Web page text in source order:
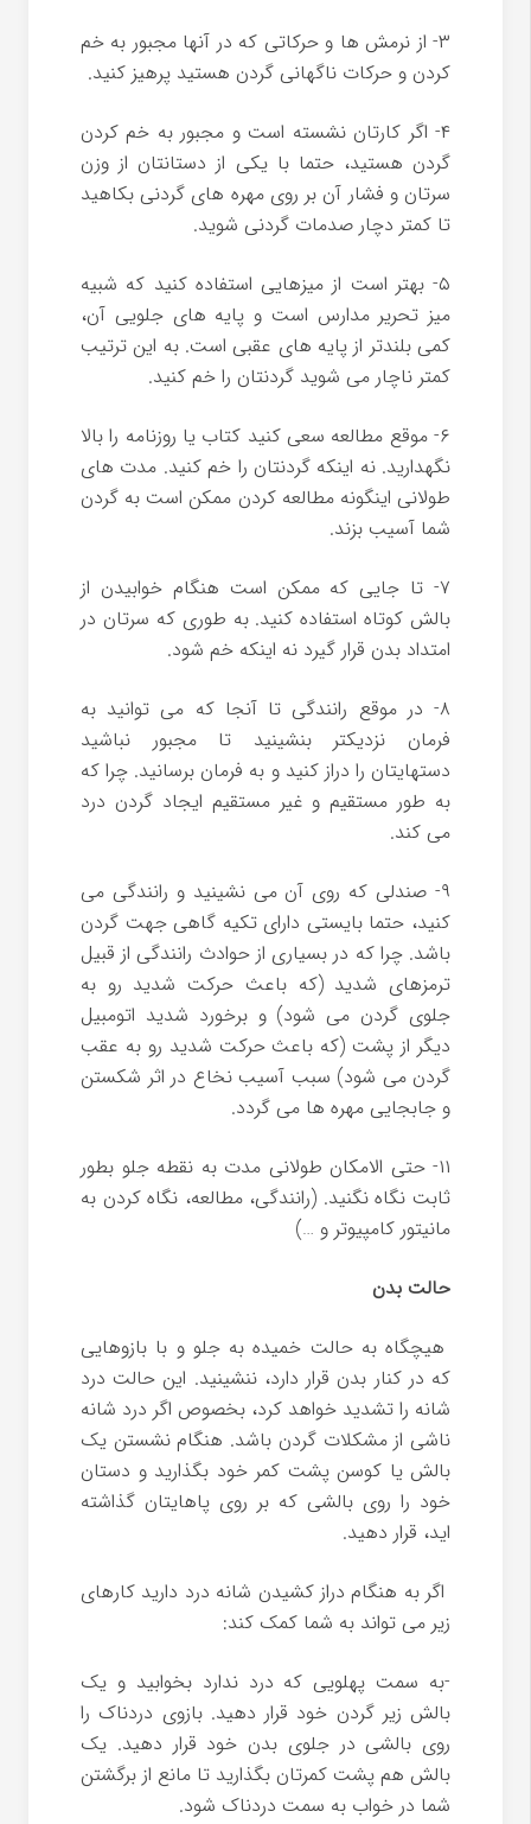
۳- از نرمش ها و حرکاتی که در آنها مجبور به خم
کردن و حرکات ناگهانی گردن هستید پرهیز کنید.
۴- اگر کارتان نشسته است و مجبور به خم کردن
گردن هستید، حتما با یکی از دستانتان از وزن
سرتان و فشار آن بر روی مهره های گردنی بکاهید
تا کمتر دچار صدمات گردنی شوید.
۵- بهتر است از میزهایی استفاده کنید که شبیه
میز تحریر مدارس است و پایه های جلویی آن،
کمی بلندتر از پایه های عقبی است. به این ترتیب
کمتر ناچار می شوید گردنتان را خم کنید.
۶- موقع مطالعه سعی کنید کتاب یا روزنامه را بالا
نگهدارید. نه اینکه گردنتان را خم کنید. مدت های
طولانی اینگونه مطالعه کردن ممکن است به گردن
شما آسیب بزند.
۷- تا جایی که ممکن است هنگام خوابیدن از
بالش کوتاه استفاده کنید. به طوری که سرتان در
امتداد بدن قرار گیرد نه اینکه خم شود.
۸- در موقع رانندگی تا آنجا که می توانید به
فرمان نزدیکتر بنشینید تا مجبور نباشید
دستهایتان را دراز کنید و به فرمان برسانید. چرا که
به طور مستقیم و غیر مستقیم ایجاد گردن درد
می کند.
۹- صندلی که روی آن می نشینید و رانندگی می
کنید، حتما بایستی دارای تکیه گاهی جهت گردن
باشد. چرا که در بسیاری از حوادث رانندگی از قبیل
ترمزهای شدید (که باعث حرکت شدید رو به
جلوی گردن می شود) و برخورد شدید اتومبیل
دیگر از پشت (که باعث حرکت شدید رو به عقب
گردن می شود) سبب آسیب نخاع در اثر شکستن
و جابجایی مهره ها می گردد.
۱۱- حتی الامکان طولانی مدت به نقطه جلو بطور
ثابت نگاه نگنید. (رانندگی، مطالعه، نگاه کردن به
مانیتور کامپیوتر و …)
حالت بدن
هیچگاه به حالت خمیده به جلو و با بازوهایی
که در کنار بدن قرار دارد، ننشینید. این حالت درد
شانه را تشدید خواهد کرد، بخصوص اگر درد شانه
ناشی از مشکلات گردن باشد. هنگام نشستن یک
بالش یا کوسن پشت کمر خود بگذارید و دستان
خود را روی بالشی که بر روی پاهایتان گذاشته
اید، قرار دهید.
اگر به هنگام دراز کشیدن شانه درد دارید کارهای
زیر می تواند به شما کمک کند:
-به سمت پهلویی که درد ندارد بخوابید و یک
بالش زیر گردن خود قرار دهید. بازوی دردناک را
روی بالشی در جلوی بدن خود قرار دهید. یک
بالش هم پشت کمرتان بگذارید تا مانع از برگشتن
شما در خواب به سمت دردناک شود.